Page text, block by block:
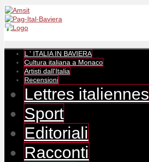
L ' ITALIA IN BAVIERA
Cultura italiana a Monaco
Artisti dall'Italia
Recensioni
Lettres italiennes
Sport
Editoriali
Racconti